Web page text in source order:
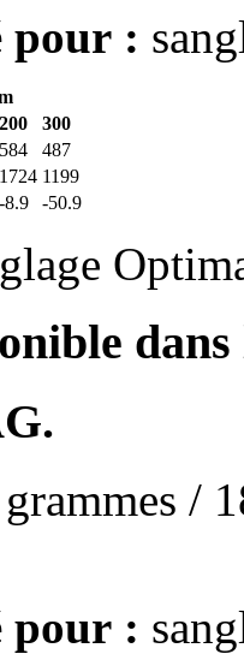
pour :
200
300
584
487
1724 1199
-8.9 -50.9
dans
/
pour :